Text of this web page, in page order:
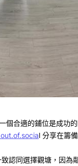
個合適的鋪位是成功
l 分享在籌
致認同選擇觀塘，因為